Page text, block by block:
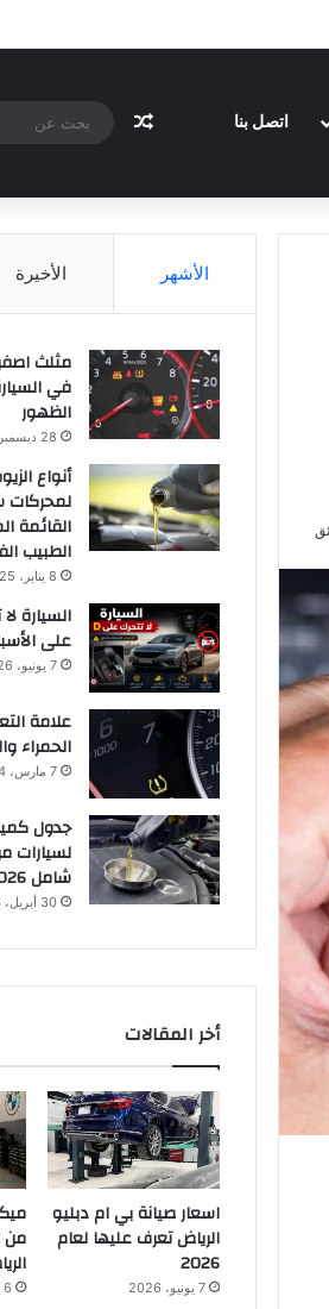
اتصل بنا مقال عشوائي
الأشهر الأخيرة
مثلث
في
الظهور
28 ديسمبر، 2022
أنواع
القائمة
الطبيب
8 يناير، 2025
على
7 يونيو، 2026
علامة
الحمراء
7 مارس، 2024
جدول
لسيارات
شامل 2026
30 أبريل، 2026
أخر المقالات
اسعار صيانة بي ام دبليو
الرياض تعرف عليها لعام
2026
7 يونيو، 2026
من
6 يونيو، 2026